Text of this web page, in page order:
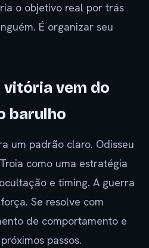
o objetivo real por trás
É organizar seu
vitória vem do
barulho
um padrão claro. Odisseu
como uma estratégia
e timing. A guerra
Se resolve com
de comportamento e
passos.